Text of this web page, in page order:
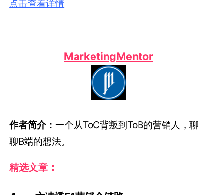
点击查看详情
MarketingMentor
作者简介：一个从ToC背叛到ToB的营销人，聊
聊B端的想法。
精选文章：